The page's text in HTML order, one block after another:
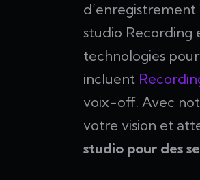
studio Recording
technologies
incluent
voix-off. Avec
votre vision et
studio pour des